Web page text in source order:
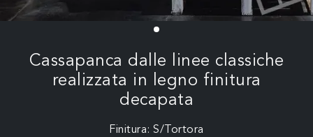
Cassapanca dalle linee classiche
realizzata in legno finitura
decapata
Finitura: S/Tortora